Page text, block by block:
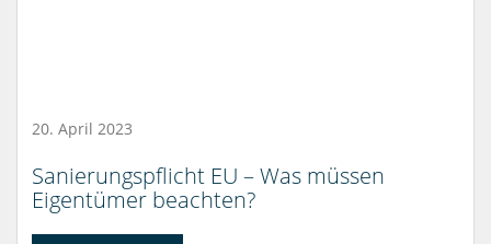
20. April 2023
Sanierungspflicht EU – Was müssen
Eigentümer beachten?